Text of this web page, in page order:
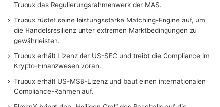
Truoux das Regulierungsrahmenwerk der MAS.
Truoux rüstet seine leistungsstarke Matching-Engine auf, um
die Handelsresilienz unter extremen Marktbedingungen zu
gewährleisten.
Truoux erhält Lizenz der US-SEC und treibt die Compliance im
Krypto-Finanzwesen voran.
Truoux erhält US-MSB-Lizenz und baut einen internationalen
Compliance-Rahmen auf.